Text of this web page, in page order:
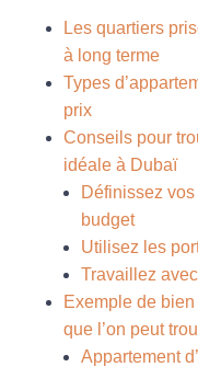
Les quartiers
à long terme
Types
prix
Conseils pour
idéale à Dubaï
Définissez
budget
Utilisez les
Travaillez
Exemple de
que l’on peut
Appartement